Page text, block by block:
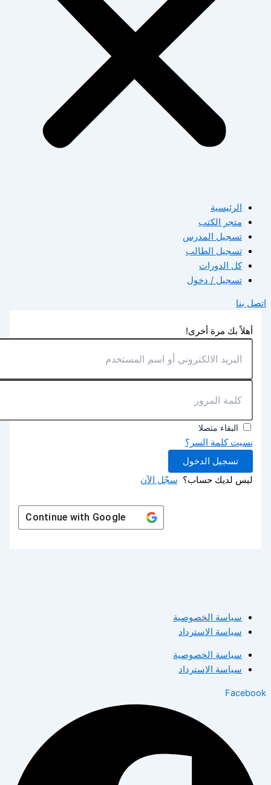
الرئيسية
متجر الكتب
تسجيل المدرس
تسجيل الطالب
كل الدورات
تسجيل / دخول
اتصل بنا
أهلاً بك مرة أخرى!
البقاء متصلا
نسيت كلمة السر؟
تسجيل الدخول
ليس لديك حساب؟ سجّل الآن
Continue withGoogle
سياسة الخصوصية
سياسة الاسترداد
سياسة الخصوصية
سياسة الاسترداد
Facebook